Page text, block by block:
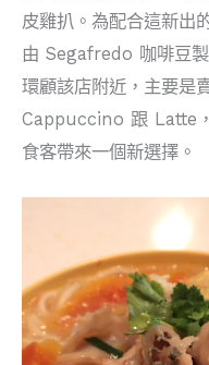
皮雞扒。為配合這新出
由 Segafredo 咖啡豆
環顧該店附近，主要是
Cappuccino 跟 Latte
食客帶來一個新選擇。